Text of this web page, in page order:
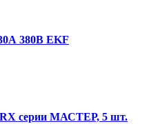
380В EKF
серии МАСТЕР, 5 шт.